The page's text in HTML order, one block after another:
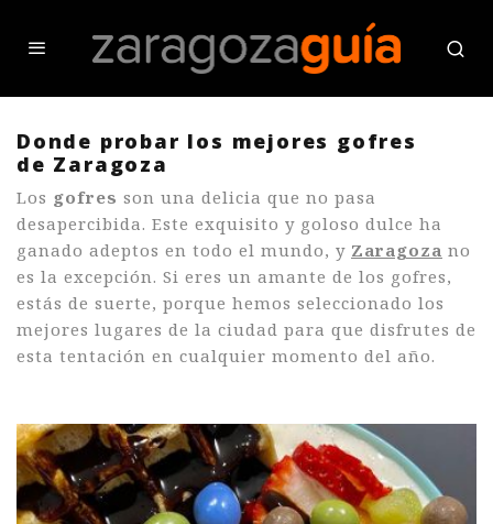
Donde probar los mejores gofres
de Zaragoza
Los gofres son una delicia que no pasa
desapercibida. Este exquisito y goloso dulce ha
ganado adeptos en todo el mundo, y Zaragoza no
es la excepción. Si eres un amante de los gofres,
estás de suerte, porque hemos seleccionado los
mejores lugares de la ciudad para que disfrutes de
esta tentación en cualquier momento del año.